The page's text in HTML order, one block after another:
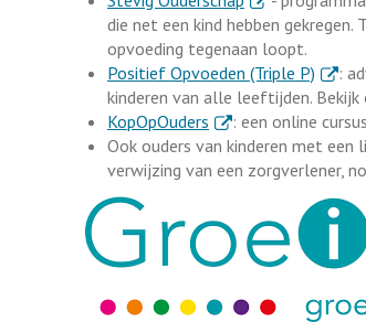
die net een kind hebben
opvoeding tegenaan loopt.
Positief Opvoeden (Triple P) .
:
kinderen van alle leeftijden. Bekijk
KopOpOuders . Externe link
: een online
Ook ouders van kinderen met een
verwijzing van een zorgverlener,